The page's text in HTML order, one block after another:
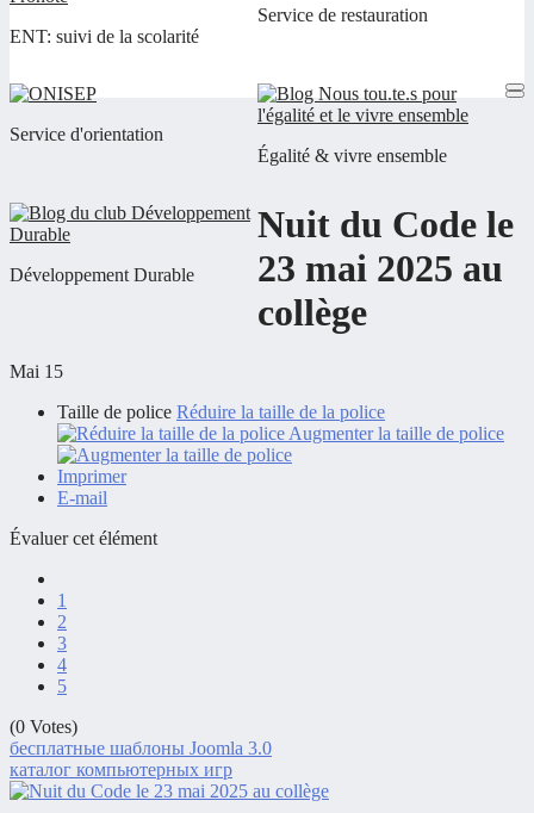
ENT: suivi de la scolarité
Service de restauration
Service d'orientation
Égalité & vivre ensemble
Développement Durable
Nuit du Code le
23 mai 2025 au
collège
Mai 15
Taille de police Réduire la taille de la police
Augmenter la taille de police
Imprimer
E-mail
Évaluer cet élément
1
2
3
4
5
(0 Votes)
бесплатные шаблоны Joomla 3.0
каталог компьютерных игр